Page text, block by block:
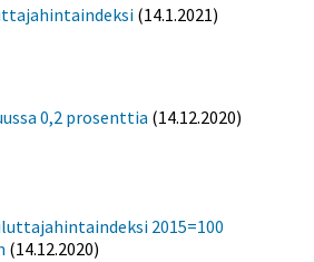
(14.1.2021)
0,2 prosenttia (14.12.2020)
2015=100
(14.12.2020)